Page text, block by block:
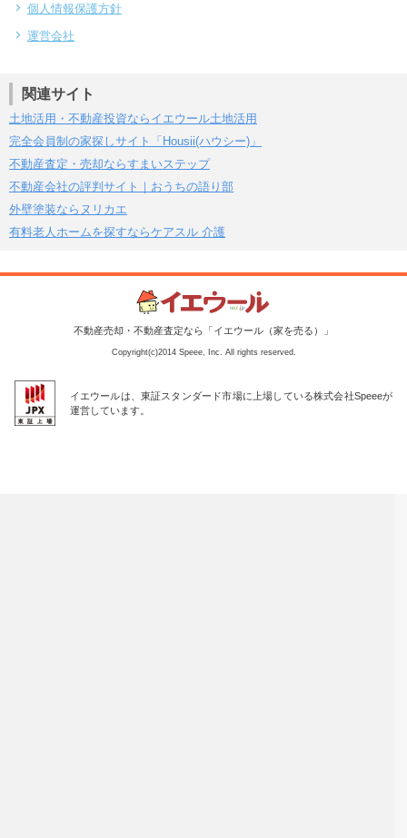
個人情報保護方針
運営会社
関連サイト
土地活用・不動産投資ならイエウール土地活用
完全会員制の家探しサイト「Housii(ハウシー)」
不動産査定・売却ならすまいステップ
不動産会社の評判サイト｜おうちの語り部
外壁塗装ならヌリカエ
有料老人ホームを探すならケアスル 介護
不動産売却・不動産査定なら「イエウール（家を売る）」
Copyright(c)2014 Speee, Inc. All rights reserved.
イエウールは、東証スタンダード市場に上場している株式会社Speeeが
運営しています。